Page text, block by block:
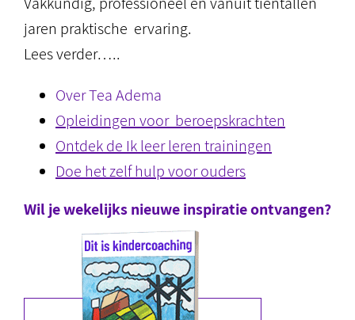
jaren praktische ervaring.
Lees verder…..
Over Tea Adema
Opleidingen voor beroepskrachten
Ontdek de Ik leer leren trainingen
Doe het zelf hulp voor ouders
Wil je wekelijks nieuwe inspiratie ontvangen?